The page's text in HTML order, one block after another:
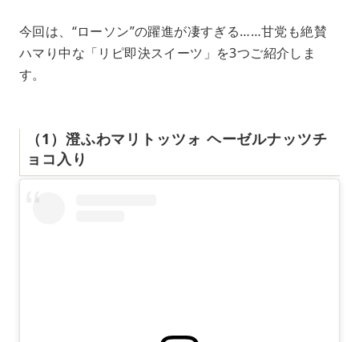
今回は、“ローソン”の躍進が凄すぎる……甘党も絶賛
ハマり中な「リピ即決スイーツ」を3つご紹介しま
す。
（1）澄ふわマリトッツォ ヘーゼルナッツチ
ョコ入り